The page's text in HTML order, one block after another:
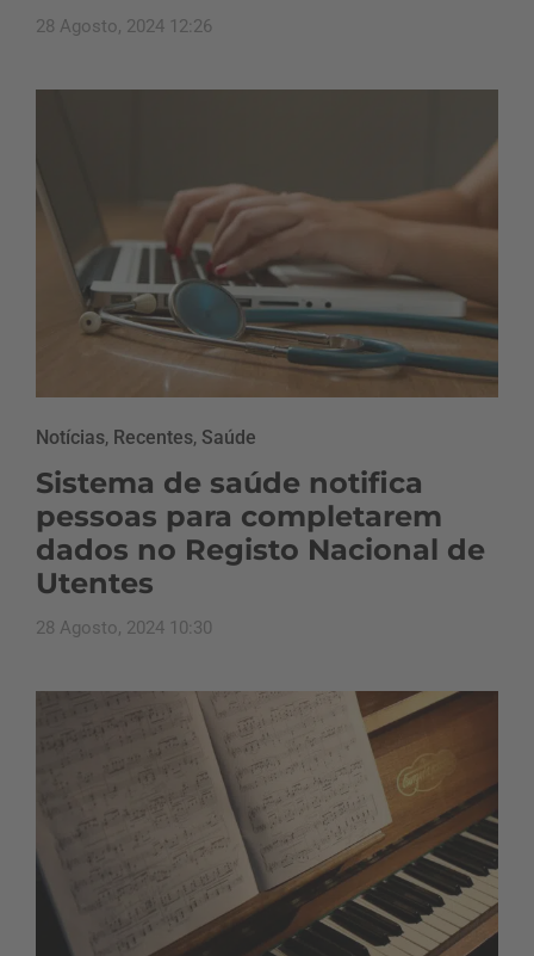
28 Agosto, 2024 12:26
Notícias, Recentes, Saúde
Sistema de saúde notifica
pessoas para completarem
dados no Registo Nacional de
Utentes
28 Agosto, 2024 10:30